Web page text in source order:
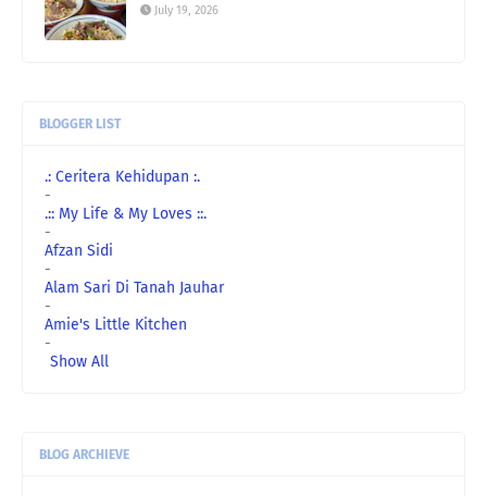
July 19, 2026
BLOGGER LIST
.: Ceritera Kehidupan :.
-
.:: My Life & My Loves ::.
-
Afzan Sidi
-
Alam Sari Di Tanah Jauhar
-
Amie's Little Kitchen
-
Show All
BLOG ARCHIEVE